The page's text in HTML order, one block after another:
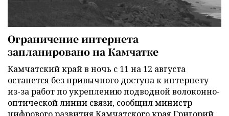
Ограничение интернета
запланировано на Камчатке
Камчатский край в ночь с 11 на 12 августа
останется без привычного доступа к интернету
из-за работ по укреплению подводной волоконно-
оптической линии связи, сообщил министр